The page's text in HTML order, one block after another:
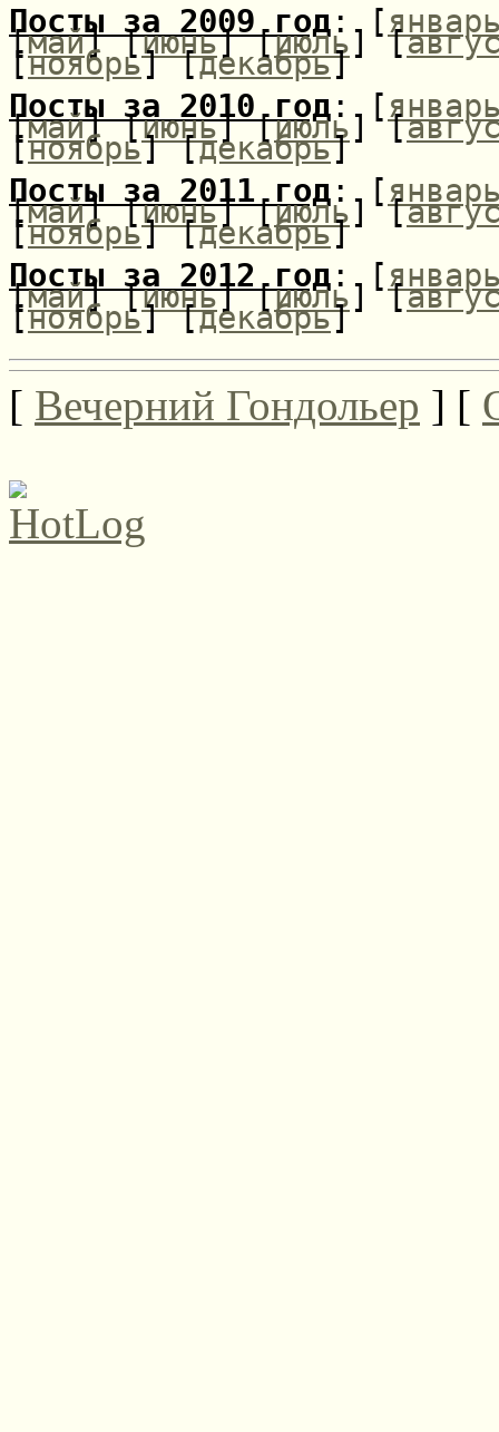
Посты за 2009 год : [
[май] [июнь] [июль] [
[ноябрь] [декабрь]
Посты за 2010 год : [
[май] [июнь] [июль] [
[ноябрь] [декабрь]
Посты за 2011 год : [
[май] [июнь] [июль] [
[ноябрь] [декабрь]
Посты за 2012 год : [
[май] [июнь] [июль] [
[ноябрь] [декабрь]
[ Вечерний Гондольер ] [